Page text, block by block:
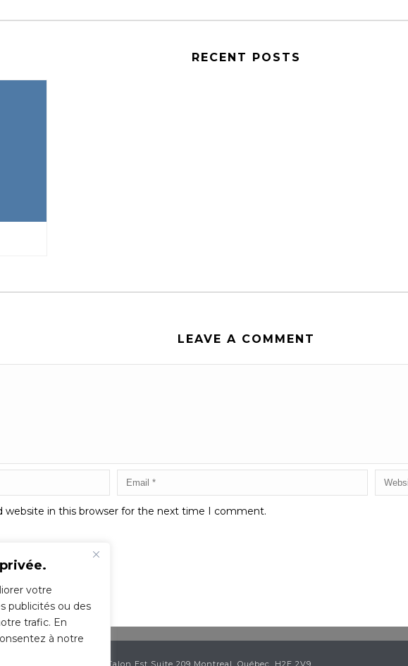
votre
publicités ou des
trafic. En
à notre
RECENT POSTS
LEAVE A COMMENT
website in this browser for the next time I comment.